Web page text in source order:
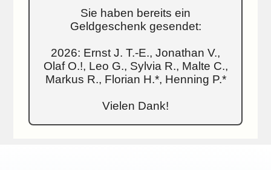
Sie haben bereits ein
Geldgeschenk gesendet:
2026: Ernst J. T.-E., Jonathan V.,
Olaf O.!, Leo G., Sylvia R., Malte C.,
Markus R., Florian H.*, Henning P.*
Vielen Dank!